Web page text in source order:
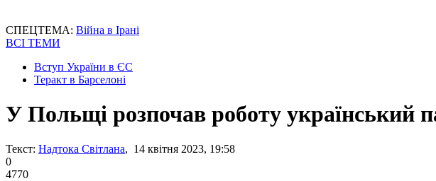
СПЕЦТЕМА: Війна в Ірані
ВСІ ТЕМИ
Вступ України в ЄС
Теракт в Барселоні
У Польщі розпочав роботу український
Текст: Надтока Світлана, 14 квітня 2023, 19:58
0
4770